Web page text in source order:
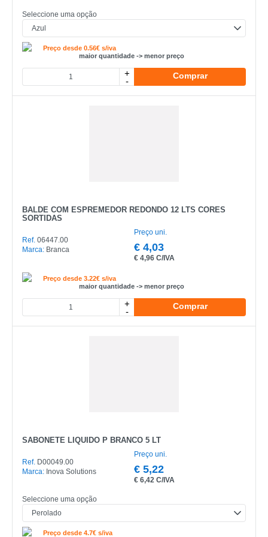
Seleccione uma opção
Preço desde 0.56€ s/iva
maior quantidade -> menor preço
+
-
Comprar
BALDE COM ESPREMEDOR REDONDO 12 LTS CORES
SORTIDAS
Ref. 06447.00
Marca: Branca
Preço uni.
€ 4,03
€ 4,96 C/IVA
Preço desde 3.22€ s/iva
maior quantidade -> menor preço
+
-
Comprar
SABONETE LIQUIDO P BRANCO 5 LT
Ref. D00049.00
Marca: Inova Solutions
Preço uni.
€ 5,22
€ 6,42 C/IVA
Seleccione uma opção
Preço desde 4.7€ s/iva